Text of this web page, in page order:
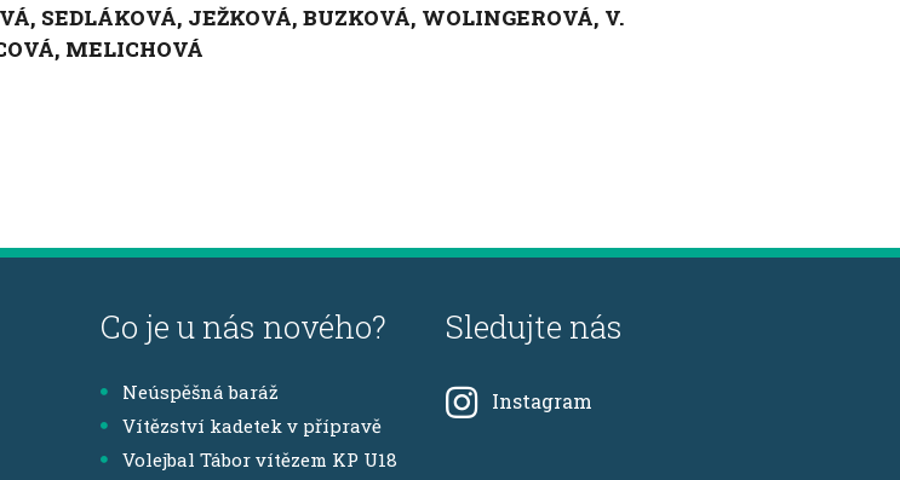
SEDLÁKOVÁ, JEŽKOVÁ, BUZKOVÁ, WOLINGEROVÁ, V.
MELICHOVÁ
Co je u nás nového?
Neúspěšná baráž
Vítězství kadetek v přípravě
Volejbal Tábor vítězem KP U18
Sledujte nás
Instagram